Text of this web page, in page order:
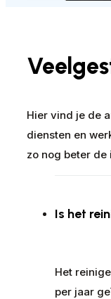
Hier vind je de
diensten en
zo nog beter
Is het
Het
per jaar